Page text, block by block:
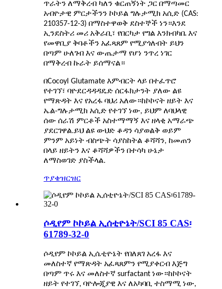
ጥራትን ለማቅረብ ካለን ቁርጠኝነት ጋር በማጣመር
አብዮታዊ ምርታችንን ኮኮይል ግሉታሚክ አሲድ (CAS:
210357-12-3) በማስተዋወቅ ደስተኞች ነን።እንደ
ኢንደስትሪ መሪ አቅራቢ፣ የበርካታ የግል እንክብካቤ እና
የመዋቢያ ቅባቶችን አፈጻጸም የሚያጎለብት ይህን
በጣም ሁለገብ እና ውጤታማ የሆነ ንጥረ ነገር
በማቅረብ ኩራት ይሰማናል።
በCocoyl Glutamate እምብርት ላይ በተፈጥሮ
የተገኘ፣ ባዮደርዳዳዳዴድ ሰርፋክታንት ያለው ልዩ
የማጽዳት እና የአረፋ ባህሪ አለው።ከኮኮናት ዘይት እና
ኤል-ግሉታሚክ አሲድ የተገኘ ነው, ይህም ለባህላዊ
ሰው ሰራሽ ምርቶች አስተማማኝ እና ዘላቂ አማራጭ
ያደርገዋል.ይህ ልዩ ውህድ ቆዳን ሳያወልቅ ወይም
ምንም አይነት ብስጭት ሳያስከትል ቆሻሻን, ከመጠን
በላይ ዘይትን እና ቆሻሻዎችን በተሳካ ሁኔታ
ለማስወገድ ያስችላል.
ጥያቄዝርዝር
ሶዲየም ኮኮይል ኢሰቲዮኔት/SCI 85 CAS፡
61789-32-0
ሶዲየም ኮኮይል ኢሴቲዮኔት የበለጸገ አረፋ እና
መለስተኛ የማጽዳት አፈጻጸምን የሚያቀርብ እጅግ
በጣም ጥሩ እና መለስተኛ surfactant ነው።ከኮኮናት
ዘይት የተገኘ, ባዮሎጂያዊ እና ለአካባቢ ተስማሚ ነው,